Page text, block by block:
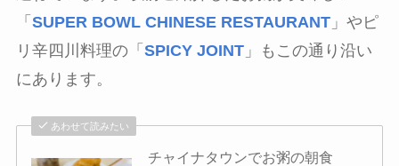
「 SUPER BOWL CHINESE RESTAURANT」やピ
リ辛四川料理の「 SPICY JOINT」もこの通り沿い
にあります。
あわせて読みたい
チャイナタウンでお粥の朝食